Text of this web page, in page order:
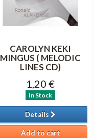
CAROLYN KEKI
MINGUS ( MELODIC
LINES CD)
1,20 €
In Stock
Details
Add to cart